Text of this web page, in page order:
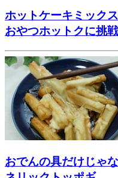
ホットケーキミック
おやつホットクに挑戦
おでんの具だけじゃ